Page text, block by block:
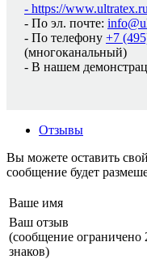
- https://www.ultratex.ru
- По эл. почте:
- По телефону +7
(многоканальный)
- В нашем
Отзывы
Вы можете оставить
сообщение будет
Ваше имя
Ваш отзыв
(сообщение ограничено
знаков)